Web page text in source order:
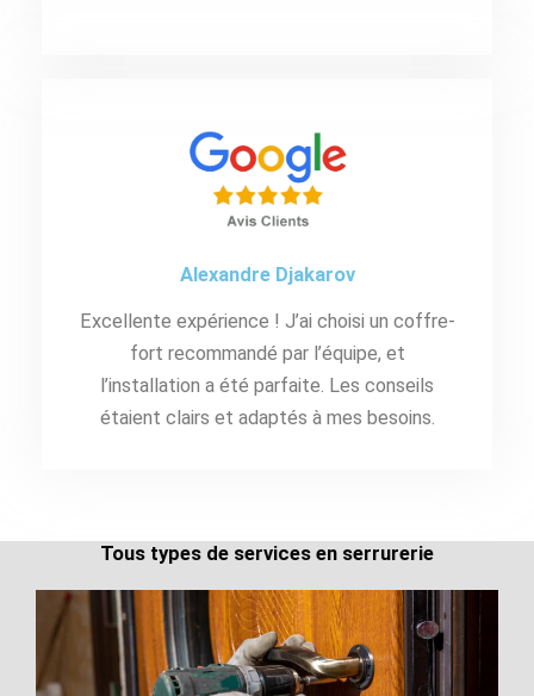
Alexandre Djakarov
Excellente expérience ! J’ai choisi un coffre-
fort recommandé par l’équipe, et
l’installation a été parfaite. Les conseils
étaient clairs et adaptés à mes besoins.
Tous types de services en serrurerie